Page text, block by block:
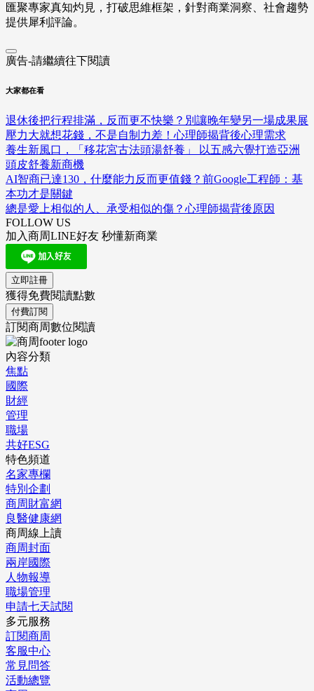
匯聚專家真知灼見，打破思維框架，針對商業洞察、社會趨勢
提供犀利評論。
廣告-請繼續往下閱讀
大家都在看
退休後把行程排滿，反而更不快樂？別讓晚年變另一場成果展
壓力大就想花錢，不是自制力差！心理師揭背後心理需求
養生新風口，「移花宮古法頭湯舒養」 以五感六覺打造亞洲
頭皮舒養新商機
AI智商已達130，什麼能力反而更值錢？前Google工程師：基
本功才是關鍵
總是愛上相似的人、承受相似的傷？心理師揭背後原因
FOLLOW US
加入商周LINE好友 秒懂新商業
立即註冊
獲得免費閱讀點數
付費訂閱
訂閱商周數位閱讀
內容分類
焦點
國際
財經
管理
職場
共好ESG
特色頻道
名家專欄
特別企劃
商周財富網
良醫健康網
商周線上讀
商周封面
兩岸國際
人物報導
職場管理
申請七天試閱
多元服務
訂閱商周
客服中心
常見問答
活動總覽